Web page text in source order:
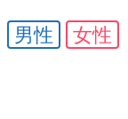
男性 女性